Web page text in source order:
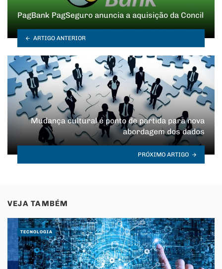
PagBank PagSeguro anuncia a aquisição da Concil
ARTIGO ANTERIOR
Mudança cultural é ponto de partida para nova
abordagem dos dados
PRÓXIMO ARTIGO
VEJA TAMBÉM
TECNOLOGIA